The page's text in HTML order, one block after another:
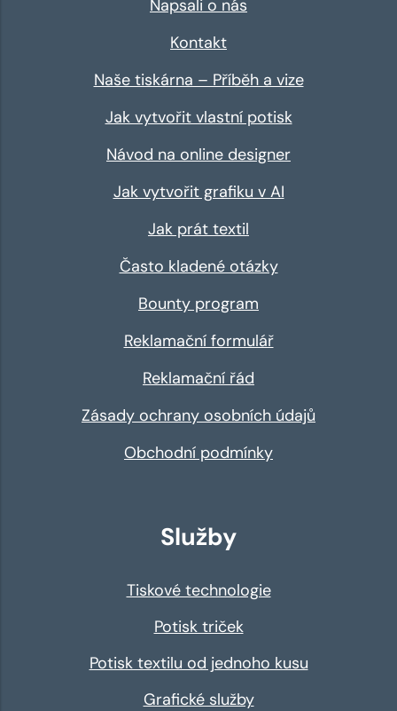
Napsali o nás
Kontakt
Naše tiskárna – Příběh a vize
Jak vytvořit vlastní potisk
Návod na online designer
Jak vytvořit grafiku v AI
Jak prát textil
Často kladené otázky
Bounty program
Reklamační formulář
Reklamační řád
Zásady ochrany osobních údajů
Obchodní podmínky
Služby
Tiskové technologie
Potisk triček
Potisk textilu od jednoho kusu
Grafické služby